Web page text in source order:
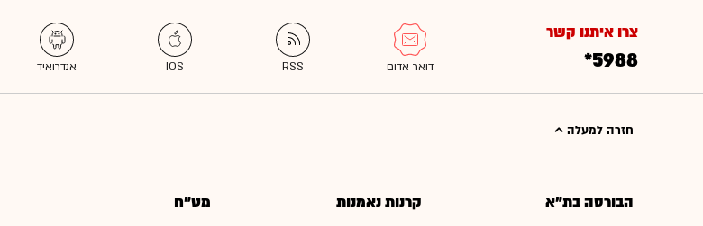
צרו איתנו קשר
*5988
חזרה למעלה
הבורסה בת"א קרנות נאמנות מט"ח